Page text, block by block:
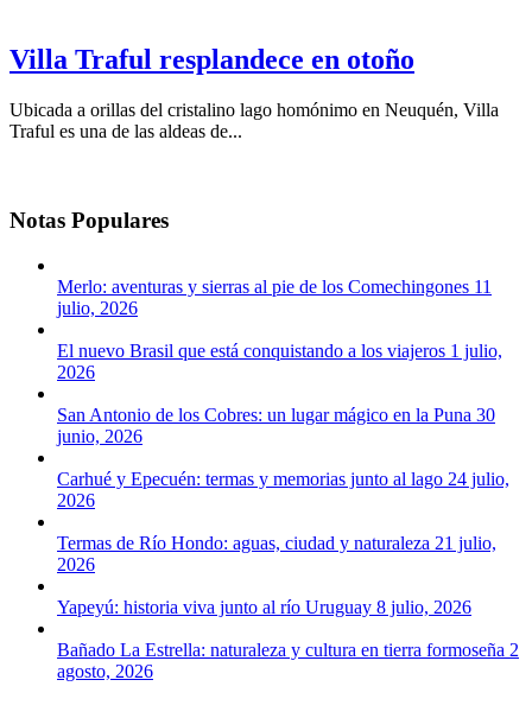
Villa Traful resplandece en otoño
Ubicada a orillas del cristalino lago homónimo en Neuquén, Villa
Traful es una de las aldeas de...
Notas Populares
Merlo: aventuras y sierras al pie de los Comechingones 11
julio, 2026
El nuevo Brasil que está conquistando a los viajeros 1 julio,
2026
San Antonio de los Cobres: un lugar mágico en la Puna 30
junio, 2026
Carhué y Epecuén: termas y memorias junto al lago 24 julio,
2026
Termas de Río Hondo: aguas, ciudad y naturaleza 21 julio,
2026
Yapeyú: historia viva junto al río Uruguay 8 julio, 2026
Bañado La Estrella: naturaleza y cultura en tierra formoseña 2
agosto, 2026